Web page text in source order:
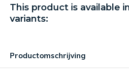
This product is available
variants:
Productomschrijving